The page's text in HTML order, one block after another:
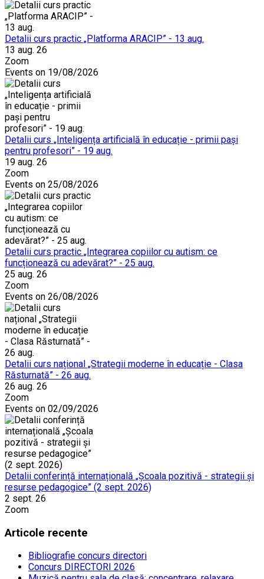
Detalii curs practic „Platforma ARACIP” - 13 aug.
13 aug. 26
Zoom
Events on 19/08/2026
Detalii curs „Inteligența artificială în educație - primii pași
pentru profesori” - 19 aug.
19 aug. 26
Zoom
Events on 25/08/2026
Detalii curs practic „Integrarea copiilor cu autism: ce
funcționează cu adevărat?” - 25 aug.
25 aug. 26
Zoom
Events on 26/08/2026
Detalii curs național „Strategii moderne în educație - Clasa
Răsturnată” - 26 aug.
26 aug. 26
Zoom
Events on 02/09/2026
Detalii conferință internațională „Școala pozitivă - strategii și
resurse pedagogice” (2 sept. 2026)
2 sept. 26
Zoom
Articole recente
Bibliografie concurs directori
Concurs DIRECTORI 2026